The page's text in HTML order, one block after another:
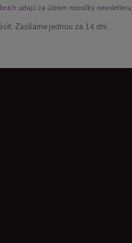
údajůza účelem rozesílky newsletteru.
Zasíláme jednou za 14 dní.